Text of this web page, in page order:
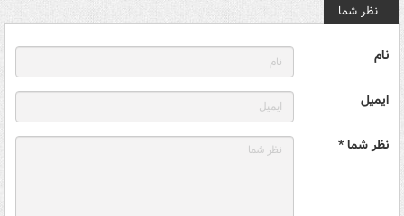
نظر شما
نام
ایمیل
نظر شما *